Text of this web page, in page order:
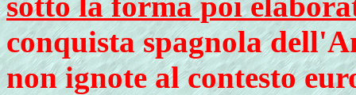
conquista spagnola
non ignote al contesto